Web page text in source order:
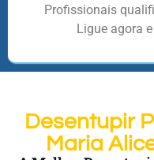
Profissionais
Ligue agora
Desentupir
Maria